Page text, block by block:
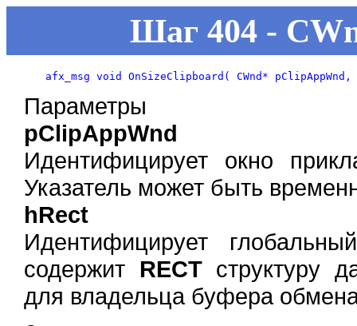
Шаг 404 -
Параметры
pClipAppWnd
Идентифицирует окно
Указатель может быть
hRect
Идентифицирует
содержит RECTструктуру
для владельца буфера